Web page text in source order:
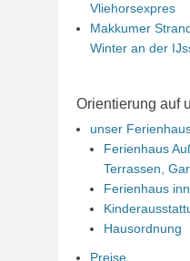
Vliehorsexpres
Makkumer
Winter an der
Orientierung auf
unser
Ferienhaus
Terrassen,
Ferienhaus
Hausordnung
Preise